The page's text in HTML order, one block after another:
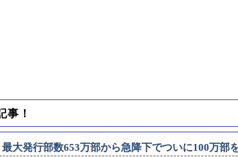
事！
大発行部数653万部から急降下でついに100万部